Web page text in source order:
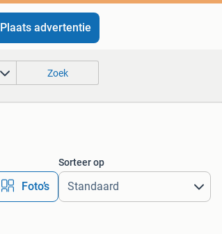
Plaats advertentie
Zoek
Foto’s
Sorteer op